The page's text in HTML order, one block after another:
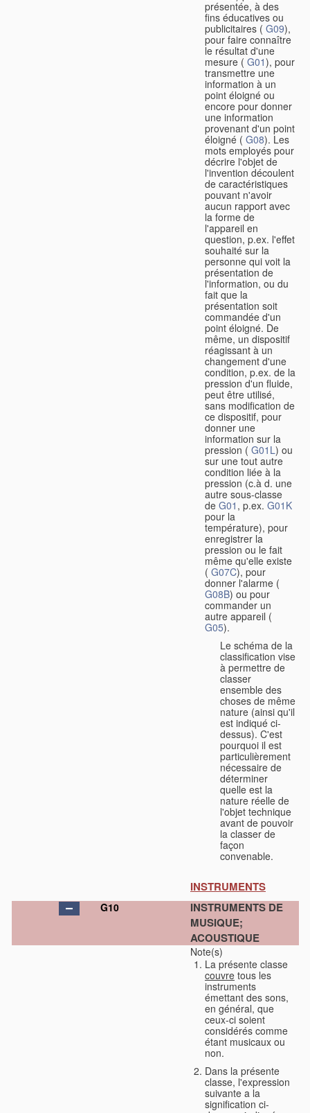
présentée, à des
fins éducatives ou
publicitaires ( G09),
pour faire connaître
le résultat d'une
mesure ( G01), pour
transmettre une
information à un
point éloigné ou
encore pour donner
une information
provenant d'un point
éloigné ( G08). Les
mots employés pour
décrire l'objet de
l'invention découlent
de caractéristiques
pouvant n'avoir
aucun rapport avec
la forme de
l'appareil en
question, p.ex. l'effet
souhaité sur la
personne qui voit la
présentation de
l'information, ou du
fait que la
présentation soit
commandée d'un
point éloigné. De
même, un dispositif
réagissant à un
changement d'une
condition, p.ex. de la
pression d'un fluide,
peut être utilisé,
sans modification de
ce dispositif, pour
donner une
information sur la
pression ( G01L) ou
sur une tout autre
condition liée à la
pression (c.à d. une
autre sous-classe
de G01 , p.ex. G01K
pour la
température), pour
enregistrer la
pression ou le fait
même qu'elle existe
( G07C), pour
donner l'alarme (
G08B) ou pour
commander un
autre appareil (
G05).
Le schéma de la
classification vise
à permettre de
classer
ensemble des
choses de même
nature (ainsi qu'il
est indiqué ci-
dessus). C'est
pourquoi il est
particulièrement
nécessaire de
déterminer
quelle est la
nature réelle de
l'objet technique
avant de pouvoir
la classer de
façon
convenable.
INSTRUMENTS
G10
INSTRUMENTS DE
MUSIQUE;
ACOUSTIQUE
Note(s)
La présente classe
couvre tous les
instruments
émettant des sons,
en général, que
ceux-ci soient
considérés comme
étant musicaux ou
non.
Dans la présente
classe, l'expression
suivante a la
signification ci-